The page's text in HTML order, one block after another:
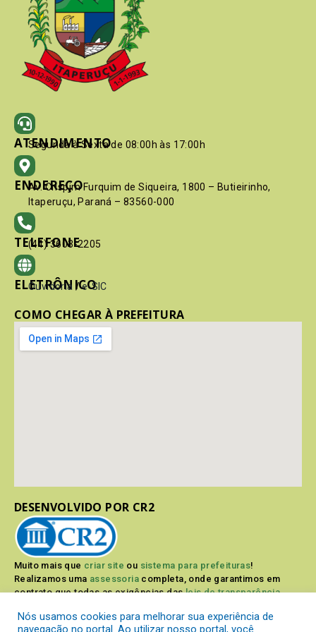
ATENDIMENTO
Segunda à Sexta de 08:00h às 17:00h
ENDEREÇO
Av. Crispim Furquim de Siqueira, 1800 – Butieirinho,
Itaperuçu, Paraná – 83560-000
TELEFONE
(41) 3603-2205
ELETRÔNICO
Ouvidoria / e-SIC
COMO CHEGAR À PREFEITURA
DESENVOLVIDO POR CR2
Muito mais que criar site ou sistema para prefeituras!
Realizamos uma assessoria completa, onde garantimos em
contrato que todas as exigências dasleis de transparência
Nós usamos cookies para melhorar sua experiência de
navegação no portal. Ao utilizar nosso portal, você